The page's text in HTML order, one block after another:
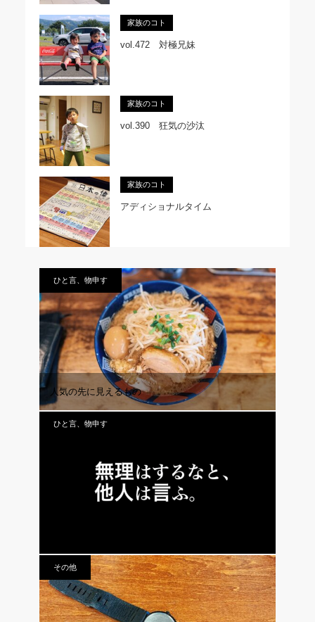
家族のコト
vol.472 対極兄妹
家族のコト
vol.390 狂気の沙汰
家族のコト
アディショナルタイム
ひと言、物申す
人気の先に見えるもの
ひと言、物申す
その他